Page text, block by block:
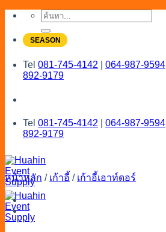
Skip
content
ค้นหา:
SEASON
Tel 081-745-4142 064-987-9594
892-9179
Tel 081-745-4142 064-987-9594
892-9179
หน้าหลัก / เก้าอี้ / เก้าอี้เอาท์ดอร์